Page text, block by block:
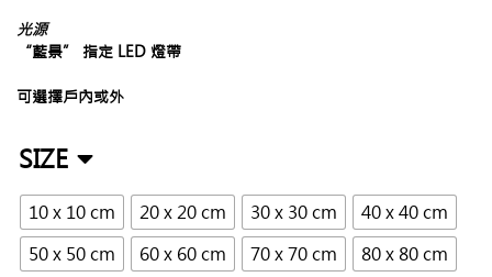
光源
“藍景” 指定 LED 燈帶
可選擇戶內或外
SIZE
10 x 10 cm 20 x 20 cm 30 x 30 cm
40 x 40 cm
50 x 50 cm
60 x 60 cm 70 x 70 cm
80 x 80 cm